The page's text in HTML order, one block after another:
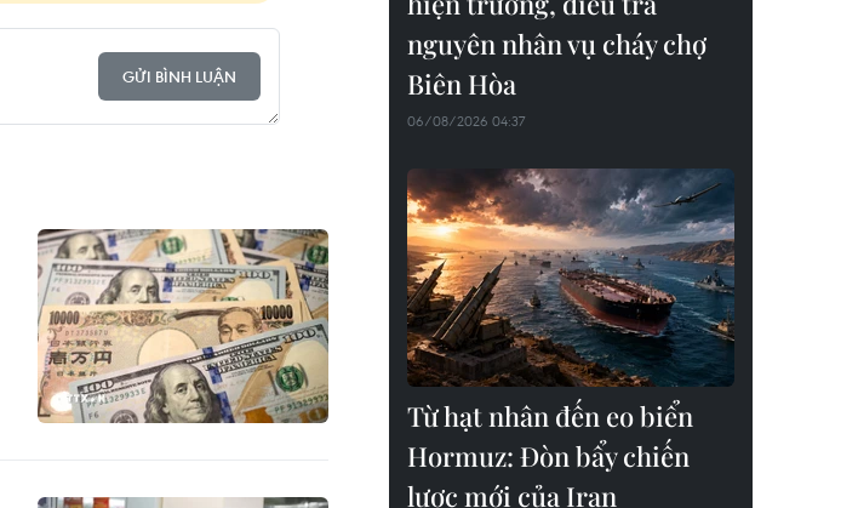
GỬI BÌNH LUẬN
nguyên nhân vụ cháy chợ
Biên Hòa
06/08/2026 04:37
Từ hạt nhân đến eo biển
Hormuz: Đòn bẩy chiến
lược mới của Iran